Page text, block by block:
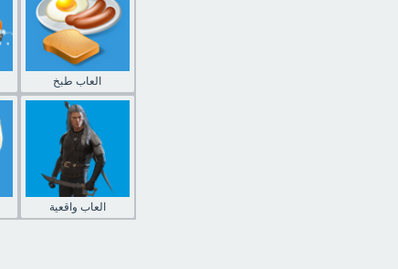
العاب طبخ
العاب واقعية